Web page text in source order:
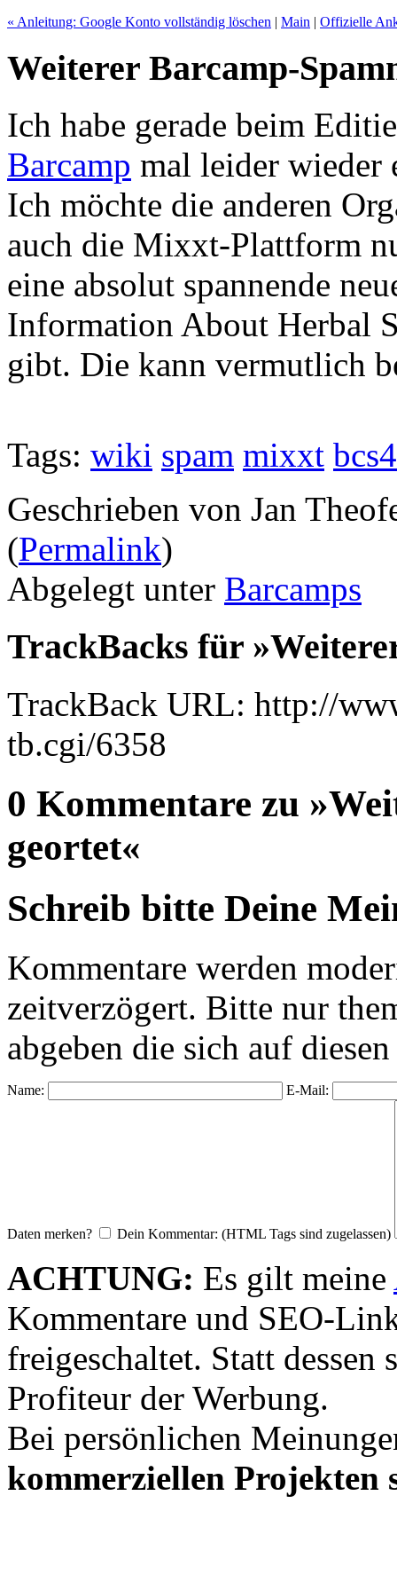
« Anleitung: Google Konto vollständig löschen | Main | Offizielle
Weiterer Barcamp-
Ich habe gerade beim
Barcamp mal leider wieder
Ich möchte die anderen
auch die Mixxt-Plattform
eine absolut spannende
Information About Herbal
gibt. Die kann vermutlich
Tags: wiki spam mixxt bcs4
Geschrieben von Jan
(Permalink)
Abgelegt unter Barcamps
TrackBacks für
TrackBack URL: http://
tb.cgi/6358
0 Kommentare zu
geortet«
Schreib bitte Deine
Kommentare werden
zeitverzögert. Bitte nur
abgeben die sich auf
Name: E-Mail:
Daten merken? Dein Kommentar: (HTML Tags sind zugelassen)
ACHTUNG: Es gilt meine
Kommentare und SEO-
freigeschaltet. Statt dessen
Profiteur der Werbung.
Bei persönlichen
kommerziellen Projekten